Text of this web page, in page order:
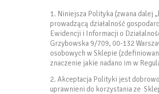
1. Niniejsza Polityka (zwana dalej „
prowadzącą działalność
Ewidencji i Informacji o
Grzybowska 9/709, 00-132
osobowych w Sklepie
znaczenie jakie nadano im w
2. Akceptacja Polityki jest
uprawnieni do korzystania ze